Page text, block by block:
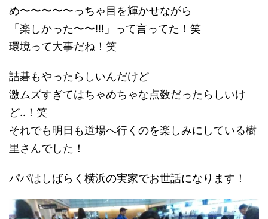
め〜〜〜〜〜っちゃ目を輝かせながら
「楽しかった〜〜!!!」って言ってた！笑
環境って大事だね！笑
詰碁もやったらしいんだけど
激ムズすぎてはちゃめちゃな点数だったらしいけ
ど‥！笑
それでも明日も道場へ行くのを楽しみにしている樹
里さんでした！
パパはしばらく横浜の実家でお世話になります！